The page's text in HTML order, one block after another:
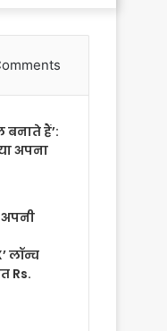
हैं’:
अपना
अपनी
लॉन्च
Rs.